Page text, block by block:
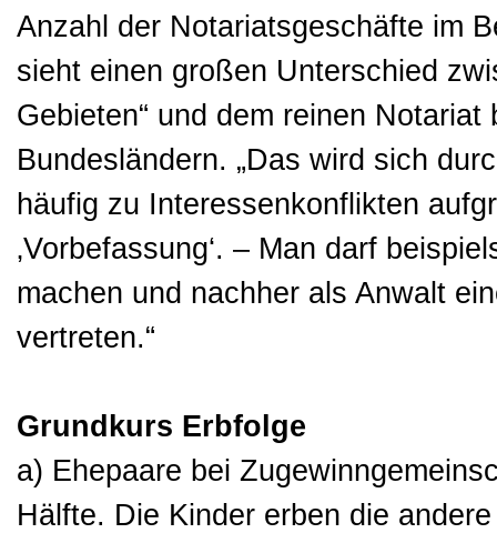
Anzahl der Notariatsgeschäfte im
sieht einen großen Unterschied
Gebieten“ und dem reinen
Bundesländern. „Das wird sich
häufig zu Interessenkonflikten
‚Vorbefassung‘. – Man darf
machen und nachher als Anwalt
vertreten.“
Grundkurs Erbfolge
a) Ehepaare bei
Hälfte. Die Kinder erben die